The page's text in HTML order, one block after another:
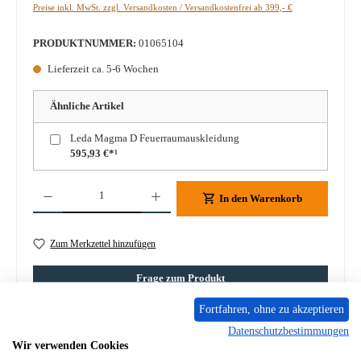
Preise inkl. MwSt. zzgl. Versandkosten / Versandkostenfrei ab 399,- €
PRODUKTNUMMER: 01065104
Lieferzeit ca. 5-6 Wochen
Ähnliche Artikel
Leda Magma D Feuerraumauskleidung
595,93 €*¹
In den Warenkorb
Zum Merkzettel hinzufügen
Frage zum Produkt
Fortfahren, ohne zu akzeptieren
Datenschutzbestimmungen
Wir verwenden Cookies